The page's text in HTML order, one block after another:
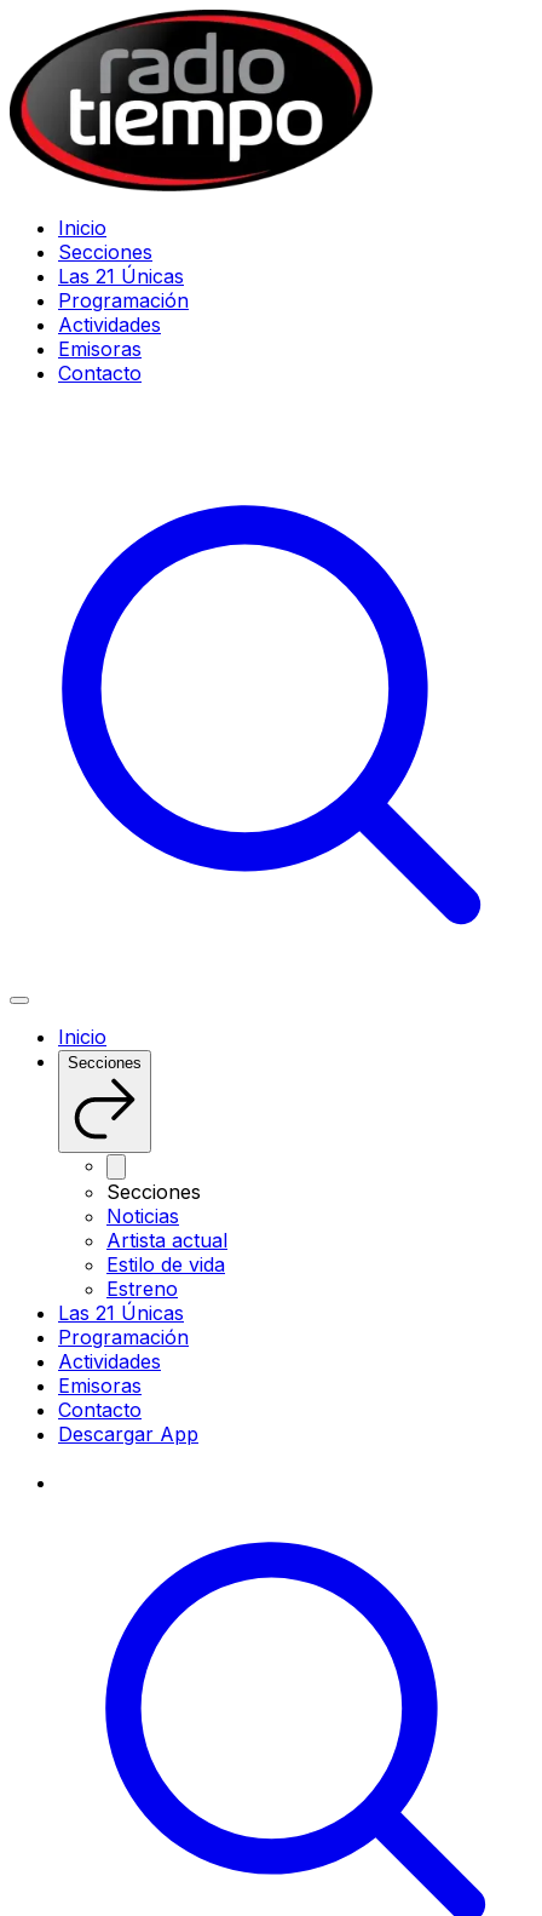
Inicio
Secciones
Las 21 Únicas
Programación
Actividades
Emisoras
Contacto
Inicio
Secciones
Secciones
Noticias
Artista actual
Estilo de vida
Estreno
Las 21 Únicas
Programación
Actividades
Emisoras
Contacto
Descargar App